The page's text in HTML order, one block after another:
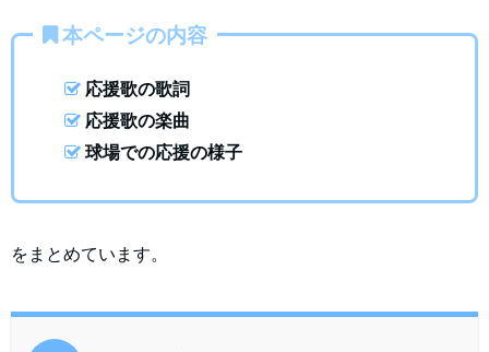
本ページの内容
応援歌の歌詞
応援歌の楽曲
球場での応援の様子
をまとめています。